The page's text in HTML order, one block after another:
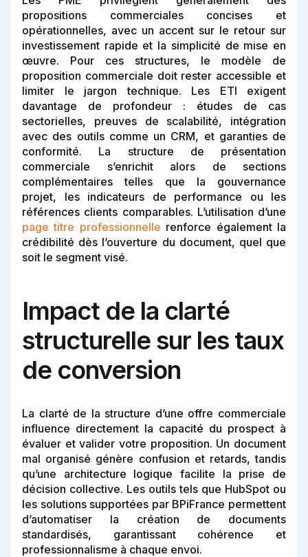
propositions commerciales concises et
opérationnelles, avec un accent sur le retour sur
investissement rapide et la simplicité de mise en
œuvre. Pour ces structures, le modèle de
proposition commerciale doit rester accessible et
limiter le jargon technique. Les ETI exigent
davantage de profondeur : études de cas
sectorielles, preuves de scalabilité, intégration
avec des outils comme un CRM, et garanties de
conformité. La structure de présentation
commerciale s’enrichit alors de sections
complémentaires telles que la gouvernance
projet, les indicateurs de performance ou les
références clients comparables. L’utilisation d’une
page titre professionnelle renforce également la
crédibilité dès l’ouverture du document, quel que
soit le segment visé.
Impact de la clarté
structurelle sur les taux
de conversion
La clarté de la structure d’une offre commerciale
influence directement la capacité du prospect à
évaluer et valider votre proposition. Un document
mal organisé génère confusion et retards, tandis
qu’une architecture logique facilite la prise de
décision collective. Les outils tels que HubSpot ou
les solutions supportées par BPiFrance permettent
d’automatiser la création de documents
standardisés, garantissant cohérence et
professionnalisme à chaque envoi.